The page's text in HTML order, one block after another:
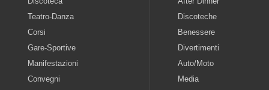
Teatro-Danza
Corsi
Gare-Sportive
Manifestazioni
Convegni
Discoteche
Benessere
Divertimenti
Auto/Moto
Media